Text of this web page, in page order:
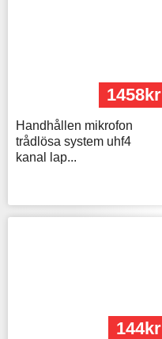
1458kr
Handhållen mikrofon
trådlösa system uhf4
kanal lap...
144kr